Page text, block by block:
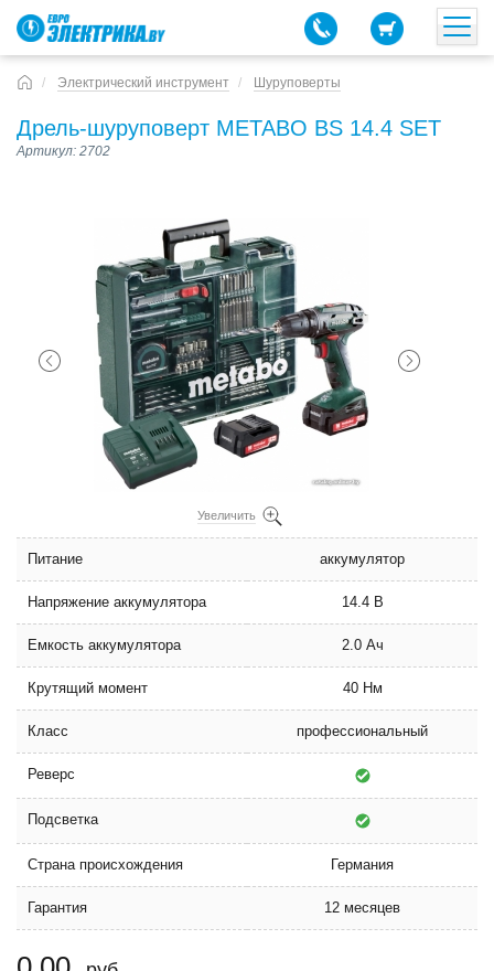
Электрический инструмент Шуруповерты
Дрель-шуруповерт METABO BS 14.4 SET
Артикул: 2702
Увеличить
Питание аккумулятор
Напряжение аккумулятора 14.4 В
Емкость аккумулятора 2.0 Ач
Крутящий момент 40 Нм
Класс профессиональный
Реверс
Подсветка
Страна происхождения Германия
Гарантия 12 месяцев